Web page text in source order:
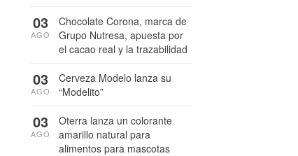
Chocolate Corona, marca de
Grupo Nutresa, apuesta por
el cacao real y la trazabilidad
03
AGO
Cerveza Modelo lanza su
“Modelito”
03
AGO
Oterra lanza un colorante
amarillo natural para
alimentos para mascotas
03
AGO